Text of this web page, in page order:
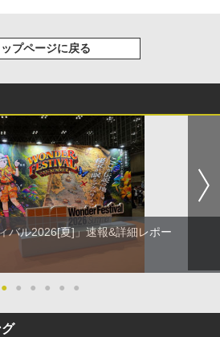
ップページに戻る
バル2026[夏]」速報&詳細レポー
● ● ● ● ● ●